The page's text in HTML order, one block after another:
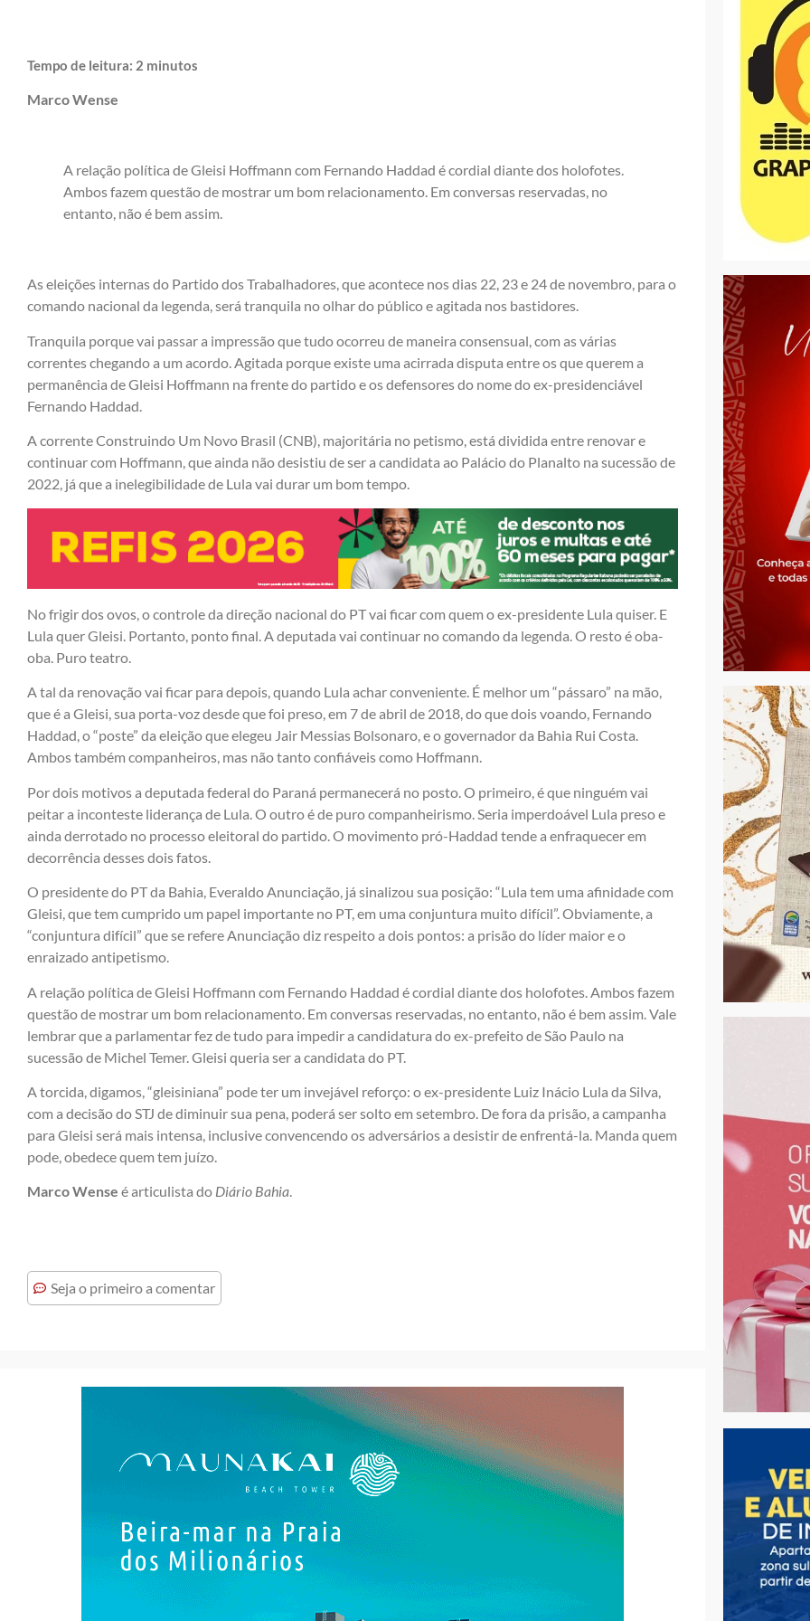
Tempo de leitura: 2 minutos
Marco Wense
A relação política de Gleisi Hoffmann com Fernando Haddad é cordial diante dos holofotes.
Ambos fazem questão de mostrar um bom relacionamento. Em conversas reservadas, no
entanto, não é bem assim.
As eleições internas do Partido dos Trabalhadores, que acontece nos dias 22, 23 e 24 de novembro, para o
comando nacional da legenda, será tranquila no olhar do público e agitada nos bastidores.
Tranquila porque vai passar a impressão que tudo ocorreu de maneira consensual, com as várias
correntes chegando a um acordo. Agitada porque existe uma acirrada disputa entre os que querem a
permanência de Gleisi Hoffmann na frente do partido e os defensores do nome do ex-presidenciável
Fernando Haddad.
A corrente Construindo Um Novo Brasil (CNB), majoritária no petismo, está dividida entre renovar e
continuar com Hoffmann, que ainda não desistiu de ser a candidata ao Palácio do Planalto na sucessão de
2022, já que a inelegibilidade de Lula vai durar um bom tempo.
No frigir dos ovos, o controle da direção nacional do PT vai ficar com quem o ex-presidente Lula quiser. E
Lula quer Gleisi. Portanto, ponto final. A deputada vai continuar no comando da legenda. O resto é oba-
oba. Puro teatro.
A tal da renovação vai ficar para depois, quando Lula achar conveniente. É melhor um “pássaro” na mão,
que é a Gleisi, sua porta-voz desde que foi preso, em 7 de abril de 2018, do que dois voando, Fernando
Haddad, o “poste” da eleição que elegeu Jair Messias Bolsonaro, e o governador da Bahia Rui Costa.
Ambos também companheiros, mas não tanto confiáveis como Hoffmann.
Por dois motivos a deputada federal do Paraná permanecerá no posto. O primeiro, é que ninguém vai
peitar a inconteste liderança de Lula. O outro é de puro companheirismo. Seria imperdoável Lula preso e
ainda derrotado no processo eleitoral do partido. O movimento pró-Haddad tende a enfraquecer em
decorrência desses dois fatos.
O presidente do PT da Bahia, Everaldo Anunciação, já sinalizou sua posição: “Lula tem uma afinidade com
Gleisi, que tem cumprido um papel importante no PT, em uma conjuntura muito difícil”. Obviamente, a
“conjuntura difícil” que se refere Anunciação diz respeito a dois pontos: a prisão do líder maior e o
enraizado antipetismo.
A relação política de Gleisi Hoffmann com Fernando Haddad é cordial diante dos holofotes. Ambos fazem
questão de mostrar um bom relacionamento. Em conversas reservadas, no entanto, não é bem assim. Vale
lembrar que a parlamentar fez de tudo para impedir a candidatura do ex-prefeito de São Paulo na
sucessão de Michel Temer. Gleisi queria ser a candidata do PT.
A torcida, digamos, “gleisiniana” pode ter um invejável reforço: o ex-presidente Luiz Inácio Lula da Silva,
com a decisão do STJ de diminuir sua pena, poderá ser solto em setembro. De fora da prisão, a campanha
para Gleisi será mais intensa, inclusive convencendo os adversários a desistir de enfrentá-la. Manda quem
pode, obedece quem tem juízo.
Marco Wense é articulista do Diário Bahia.
Seja o primeiro a comentar